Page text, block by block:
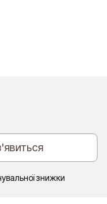
знижки